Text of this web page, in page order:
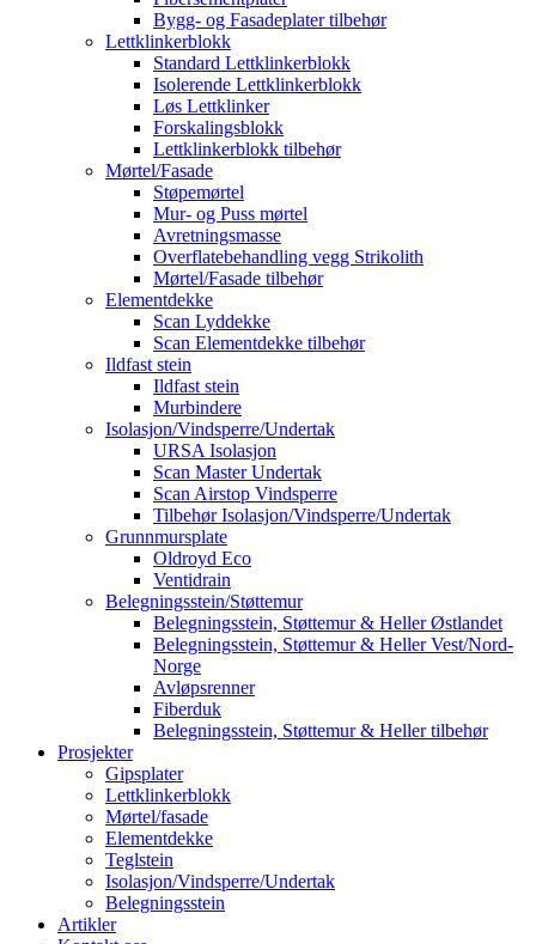
Bygg- og Fasadeplater tilbehør
Lettklinkerblokk
Standard Lettklinkerblokk
Isolerende Lettklinkerblokk
Løs Lettklinker
Forskalingsblokk
Lettklinkerblokk tilbehør
Mørtel/Fasade
Støpemørtel
Mur- og Puss mørtel
Avretningsmasse
Overflatebehandling vegg Strikolith
Mørtel/Fasade tilbehør
Elementdekke
Scan Lyddekke
Scan Elementdekke tilbehør
Ildfast stein
Ildfast stein
Murbindere
Isolasjon/Vindsperre/Undertak
URSA Isolasjon
Scan Master Undertak
Scan Airstop Vindsperre
Tilbehør Isolasjon/Vindsperre/Undertak
Grunnmursplate
Oldroyd Eco
Ventidrain
Belegningsstein/Støttemur
Belegningsstein, Støttemur & Heller Østlandet
Belegningsstein, Støttemur & Heller Vest/Nord-
Norge
Avløpsrenner
Fiberduk
Belegningsstein, Støttemur & Heller tilbehør
Prosjekter
Gipsplater
Lettklinkerblokk
Mørtel/fasade
Elementdekke
Teglstein
Isolasjon/Vindsperre/Undertak
Belegningsstein
Artikler